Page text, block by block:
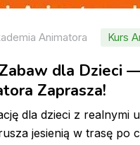
Animatora Kurs
dla Dzieci
Zaprasza!
dla dzieci z realnymi
jesienią w trasę po